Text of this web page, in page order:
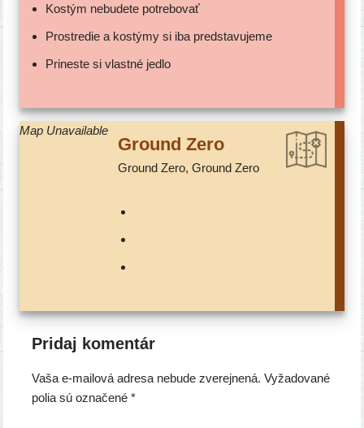
Kostým nebu­de­te potrebovať
Prostredie a kos­tý­my si iba predstavujeme
Prineste si vlast­né jedlo
Map Unavailable
Ground Zero
Ground Zero, Ground Zero
Pridaj komentár
Vaša e-mailová adresa nebude zverejnená. Vyžadované
polia sú označené*